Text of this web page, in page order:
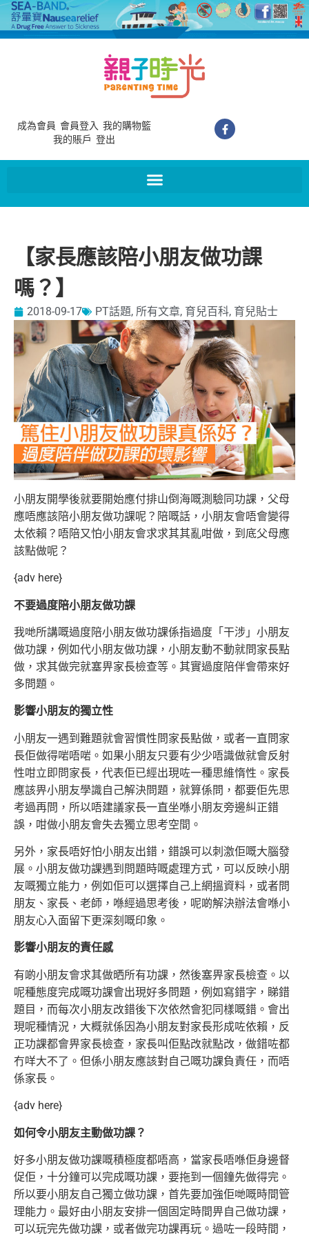
成為會員 會員登入 我的購物籃
我的賬戶 登出
【家長應該陪小朋友做功課
嗎？】
2018-09-17 PT話題, 所有文章, 育兒百科, 育兒貼士
小朋友開學後就要開始應付排山倒海嘅測驗同功課，父母
應唔應該陪小朋友做功課呢？陪嘅話，小朋友會唔會變得
太依賴？唔陪又怕小朋友會求求其其亂咁做，到底父母應
該點做呢？
{adv here}
不要過度陪小朋友做功課
我哋所講嘅過度陪小朋友做功課係指過度「干涉」小朋友
做功課，例如代小朋友做功課，小朋友動不動就問家長點
做，求其做完就塞畀家長檢查等。 其實過度陪伴會帶來好
多問題。
影響小朋友的獨立性
小朋友一遇到難題就會習慣性問家長點做，或者一直問家
長佢做得啱唔啱。如果小朋友只要有少少唔識做就會反射
性咁立即問家長，代表佢已經出現咗一種思維惰性。家長
應該畀小朋友學識自己解決問題，就算係問，都要佢先思
考過再問，所以唔建議家長一直坐喺小朋友旁邊糾正錯
誤，咁做小朋友會失去獨立思考空間。
另外，家長唔好怕小朋友出錯，錯誤可以刺激佢嘅大腦發
展。小朋友做功課遇到問題時嘅處理方式，可以反映小朋
友嘅獨立能力，例如佢可以選擇自己上網搵資料，或者問
朋友、家長、老師，喺經過思考後，呢啲解決辦法會喺小
朋友心入面留下更深刻嘅印象。
影響小朋友的責任感
有啲小朋友會求其做晒所有功課，然後塞畀家長檢查。以
呢種態度完成嘅功課會出現好多問題，例如寫錯字，睇錯
題目，而每次小朋友改錯後下次依然會犯同樣嘅錯。會出
現呢種情況，大概就係因為小朋友對家長形成咗依賴，反
正功課都會畀家長檢查，家長叫佢點改就點改，做錯咗都
冇咩大不了。 但係小朋友應該對自己嘅功課負責任，而唔
係家長。
{adv here}
如何令小朋友主動做功課？
好多小朋友做功課嘅積極度都唔高，當家長唔喺佢身邊督
促佢，十分鐘可以完成嘅功課，要拖到一個鐘先做得完。
所以要小朋友自己獨立做功課，首先要加強佢哋嘅時間管
理能力。最好由小朋友安排一個固定時間畀自己做功課，
可以玩完先做功課，或者做完功課再玩。過咗一段時間，